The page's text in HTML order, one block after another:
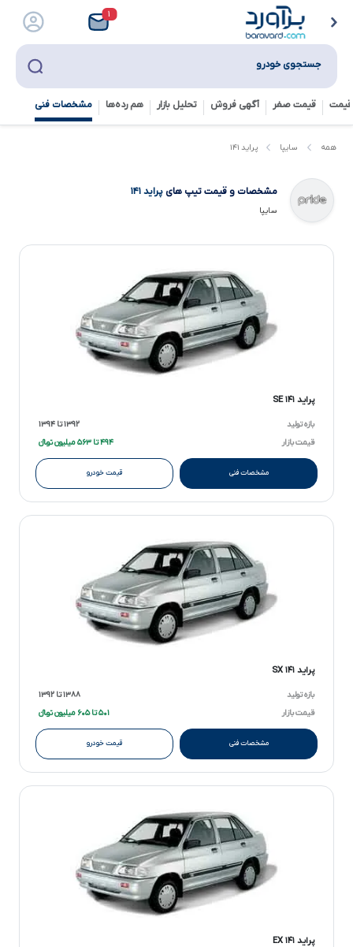
۱
جستجوی خودرو
قیمت صفر آگهی فروش تحلیل بازار هم رده‌ها‌ مشخصات فنی
همه سایپا پراید ۱۴۱
مشخصات و قیمت تیپ هایپراید ۱۴۱
سایپا
پراید ۱۴۱ SE
بازه تولید
۱۳۹۲ تا ۱۳۹۴
قیمت بازار
۴۹۴ تا ۵۶۳ میلیون تومانءءء
مشخصات فنی قیمت خودرو
پراید ۱۴۱ SX
بازه تولید
۱۳۸۸ تا ۱۳۹۲
قیمت بازار
۵۰۱ تا ۶۰۵ میلیون تومانءءء
مشخصات فنی قیمت خودرو
پراید ۱۴۱ EX